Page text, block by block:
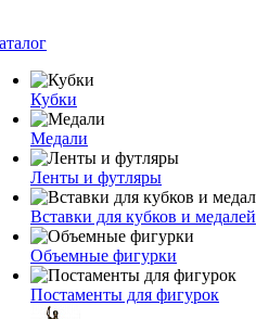
Кубки
Медали
Ленты и футляры
Вставки для кубков и медалей
Объемные фигурки
Постаменты для фигурок